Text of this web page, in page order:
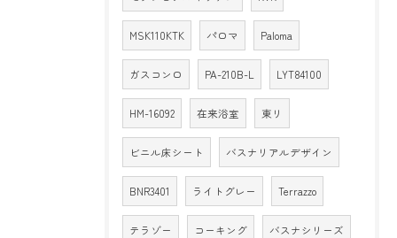
MSK110KTK パロマ Paloma
ガスコンロ PA-210B-L LYT84100
HM-16092 在来浴室 東リ
ビニル床シート バスナリアルデザイン
BNR3401 ライトグレー Terrazzo
テラゾー コーキング バスナシリーズ